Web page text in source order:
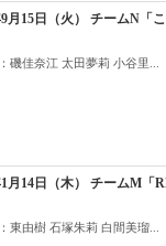
9月15日（火） チームN「
磯佳奈江 太田夢莉 小谷里...
1月14日（木） チームM「
東由樹 石塚朱莉 白間美瑠...